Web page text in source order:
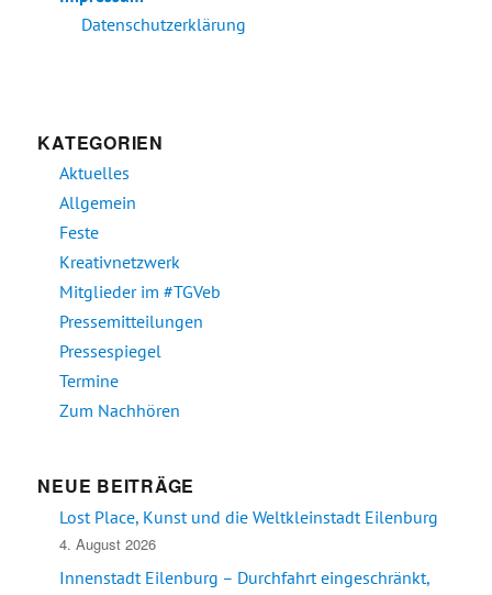
Datenschutzerklärung
KATEGORIEN
Aktuelles
Allgemein
Feste
Kreativnetzwerk
Mitglieder im #TGVeb
Pressemitteilungen
Pressespiegel
Termine
Zum Nachhören
NEUE BEITRÄGE
Lost Place, Kunst und die Weltkleinstadt Eilenburg
4. August 2026
Innenstadt Eilenburg – Durchfahrt eingeschränkt,